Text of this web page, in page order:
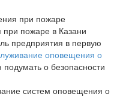
пожаре в Казани
предприятия в первую
оповещения о
о безопасности
систем оповещения о